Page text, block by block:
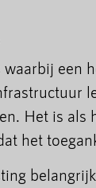
een
Het is als
het